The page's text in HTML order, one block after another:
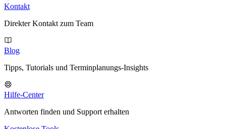
Kontakt
Direkter Kontakt zum Team
Blog
Tipps, Tutorials und Terminplanungs-Insights
Hilfe-Center
Antworten finden und Support erhalten